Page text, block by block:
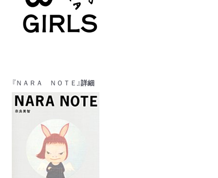
『ＮＡＲＡ ＮＯＴＥ』詳細